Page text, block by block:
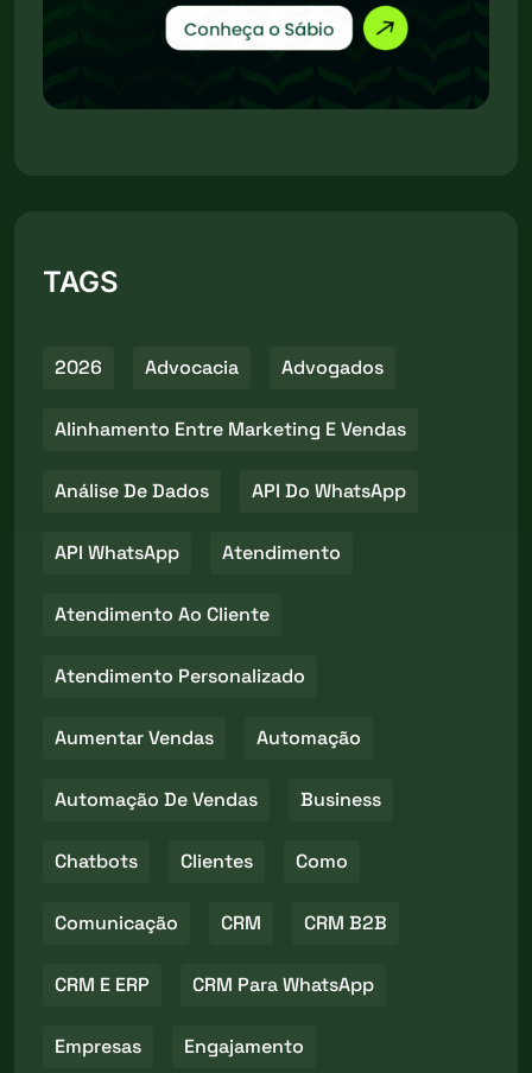
TAGS
2026 Advocacia Advogados
Alinhamento Entre Marketing E Vendas
Análise De Dados API Do WhatsApp
API WhatsApp Atendimento
Atendimento Ao Cliente
Atendimento Personalizado
Aumentar Vendas Automação
Automação De Vendas Business
Chatbots Clientes Como
Comunicação CRM CRM B2B
CRM E ERP CRM Para WhatsApp
Empresas Engajamento